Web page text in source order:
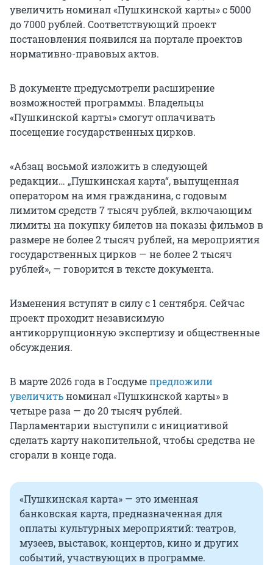
увеличить номинал «Пушкинской карты» с 5000
до 7000 рублей. Соответствующий проект
постановления появился на портале проектов
нормативно-правовых актов.
В документе предусмотрели расширение
возможностей программы. Владельцы
«Пушкинской карты» смогут оплачивать
посещение государственных цирков.
«Абзац восьмой изложить в следующей
редакции… „Пушкинская карта“, выпущенная
оператором на имя гражданина, с годовым
лимитом средств 7 тысяч рублей, включающим
лимиты на покупку билетов на показы фильмов в
размере не более 2 тысяч рублей, на мероприятия
государственных цирков — не более 2 тысяч
рублей», — говорится в тексте документа.
Изменения вступят в силу с 1 сентября. Сейчас
проект проходит независимую
антикоррупционную экспертизу и общественные
обсуждения.
В марте 2026 года в Госдумепредложили
увеличитьноминал «Пушкинской карты» в
четыре раза — до 20 тысяч рублей.
Парламентарии выступили с инициативой
сделать карту накопительной, чтобы средства не
сгорали в конце года.
«Пушкинская карта» — это именная
банковская карта, предназначенная для
оплаты культурных мероприятий: театров,
музеев, выставок, концертов, кино и других
событий, участвующих в программе.